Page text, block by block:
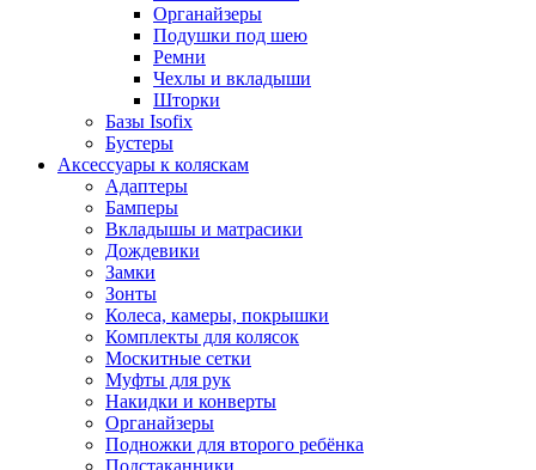
Органайзеры
Подушки под шею
Ремни
Чехлы и вкладыши
Шторки
Базы Isofix
Бустеры
Аксессуары к коляскам
Адаптеры
Бамперы
Вкладышы и матрасики
Дождевики
Замки
Зонты
Колеса, камеры, покрышки
Комплекты для колясок
Москитные сетки
Муфты для рук
Накидки и конверты
Органайзеры
Подножки для второго ребёнка
Подстаканники